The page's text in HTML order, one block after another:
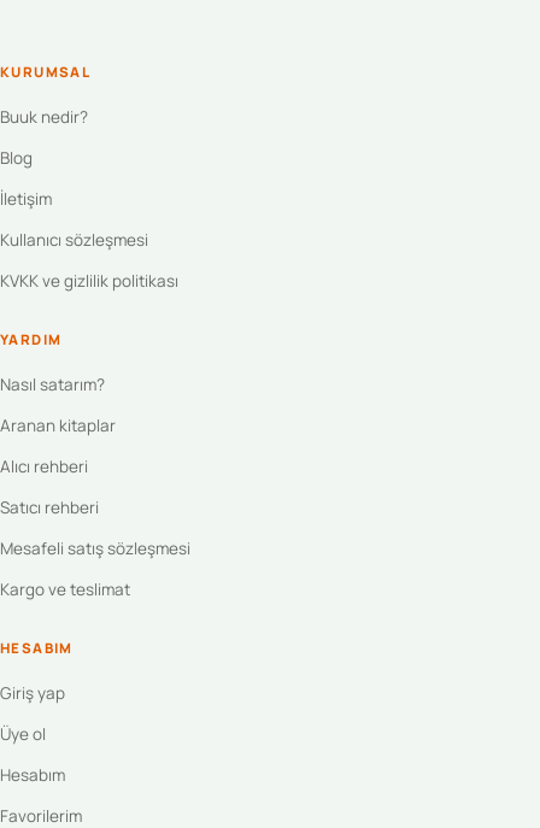
KURUMSAL
Buuk nedir?
Blog
İletişim
Kullanıcı sözleşmesi
KVKK ve gizlilik politikası
YARDIM
Nasıl satarım?
Aranan kitaplar
Alıcı rehberi
Satıcı rehberi
Mesafeli satış sözleşmesi
Kargo ve teslimat
HESABIM
Giriş yap
Üye ol
Hesabım
Favorilerim